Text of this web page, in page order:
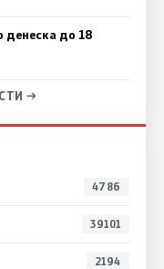
денеска до 18
→
4786
39101
2194